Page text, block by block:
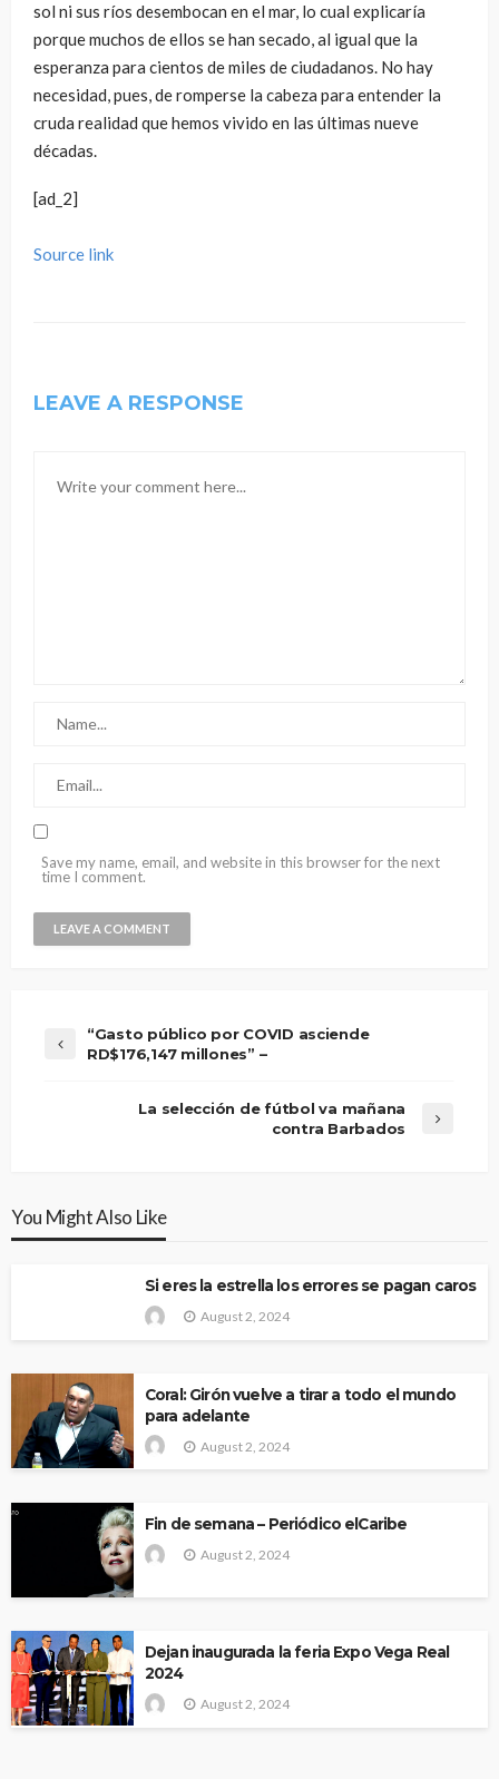
sol ni sus ríos desembocan en el mar, lo cual explicaría
porque muchos de ellos se han secado, al igual que la
esperanza para cientos de miles de ciudadanos. No hay
necesidad, pues, de romperse la cabeza para entender la
cruda realidad que hemos vivido en las últimas nueve
décadas.
[ad_2]
Source link
LEAVE A RESPONSE
Save my name, email, and website in this browser for the next
time I comment.
“Gasto público por COVID asciende
RD$176,147 millones” –
La selección de fútbol va mañana
contra Barbados
You Might Also Like
Si eres la estrella los errores se pagan caros
August 2, 2024
Coral: Girón vuelve a tirar a todo el mundo
para adelante
August 2, 2024
Fin de semana – Periódico elCaribe
August 2, 2024
Dejan inaugurada la feria Expo Vega Real
2024
August 2, 2024